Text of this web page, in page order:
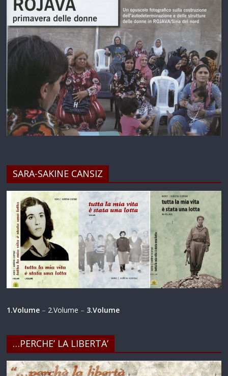
SARA-SAKINE CANSIZ
1.Volume – 2.Volume – 3.Volume
…PERCHE’ LA LIBERTA’